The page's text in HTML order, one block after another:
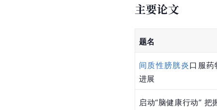
主要论文
题名
间质性膀胱炎口服药
进展
启动“脑健康行动” 把